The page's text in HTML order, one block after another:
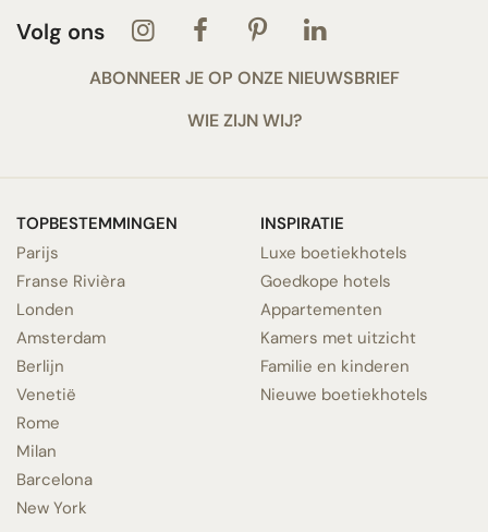
Volg ons
ABONNEER JE OP ONZE NIEUWSBRIEF
WIE ZIJN WIJ?
TOPBESTEMMINGEN
Parijs
Franse Rivièra
Londen
Amsterdam
Berlijn
Venetië
Rome
Milan
Barcelona
New York
INSPIRATIE
Luxe boetiekhotels
Goedkope hotels
Appartementen
Kamers met uitzicht
Familie en kinderen
Nieuwe boetiekhotels